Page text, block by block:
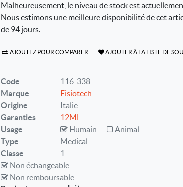
Malheureusement, le niveau de stock est
Nous estimons une meilleure disponibilité de cet
de 94 jours.
AJOUTEZ POUR COMPARER AJOUTER À LA LISTE DE
Code
116-338
Marque
Fisiotech
Origine
Italie
Garanties
12ML
Usage
Humain
Animal
Type
Medical
Classe
1
Non échangeable
Non remboursable